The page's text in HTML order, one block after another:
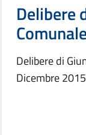
Delibere
Delibere di
Dicembre 2015